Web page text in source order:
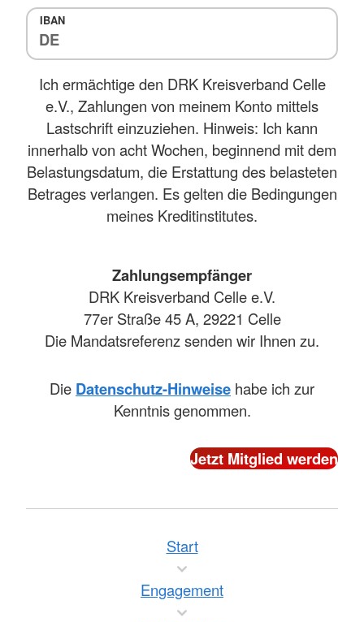
IBAN
Ich ermächtige den DRK Kreisverband Celle
e.V., Zahlungen von meinem Konto mittels
Lastschrift einzuziehen. Hinweis: Ich kann
innerhalb von acht Wochen, beginnend mit dem
Belastungsdatum, die Erstattung des belasteten
Betrages verlangen. Es gelten die Bedingungen
meines Kreditinstitutes.
Zahlungsempfänger
DRK Kreisverband Celle e.V.
77er Straße 45 A, 29221 Celle
Die Mandatsreferenz senden wir Ihnen zu.
Die Datenschutz-Hinweise habe ich zur
Kenntnis genommen.
Start
Engagement